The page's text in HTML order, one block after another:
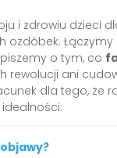
i zdrowiu dzieci
ozdóbek.
o tym, co
rewolucji ani
dla tego, że